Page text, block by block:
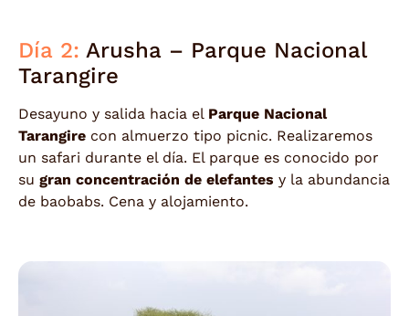
Día 2: Arusha – Parque Nacional
Tarangire
Desayuno y salida hacia el Parque Nacional
Tarangire con almuerzo tipo picnic. Realizaremos
un safari durante el día. El parque es conocido por
su gran concentración de elefantes y la abundancia
de baobabs. Cena y alojamiento.